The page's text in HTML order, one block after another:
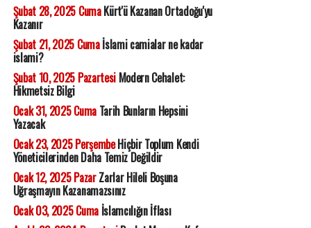
Şubat 28, 2025 CumaKürt'ü Kazanan Ortadoğu'yu
Kazanır
Şubat 21, 2025 Cumaİslami camialar ne kadar
islami?
Şubat 10, 2025 PazartesiModern Cehalet:
Hikmetsiz Bilgi
Ocak 31, 2025 CumaTarih Bunların Hepsini
Yazacak
Ocak 23, 2025 PerşembeHiçbir Toplum Kendi
Yöneticilerinden Daha Temiz Değildir
Ocak 12, 2025 PazarZarlar Hileli Boşuna
Uğraşmayın Kazanamazsınız
Ocak 03, 2025 Cumaİslamcılığın İflası